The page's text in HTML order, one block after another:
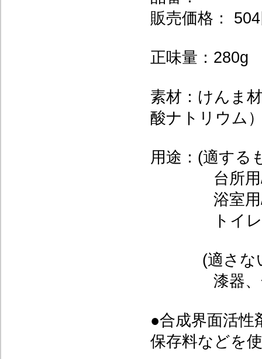
販売価格：
正味量：280g
素材：けんま
酸ナトリウム
用途：(適する
台所用/流
浴室用/浴
トイレ用/
(適さない
漆器、金
●合成界面活性
保存料などを